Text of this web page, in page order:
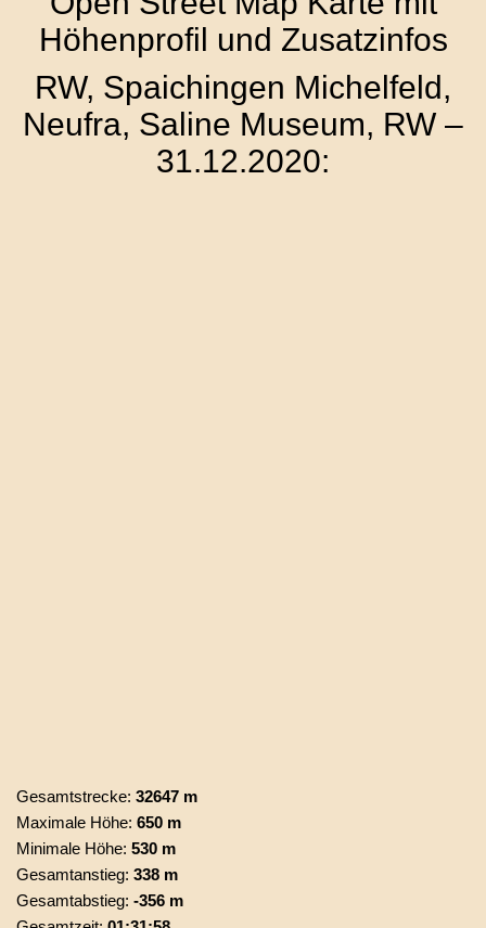
Höhenprofil und Zusatzinfos
RW, Spaichingen Michelfeld,
Neufra, Saline Museum, RW –
31.12.2020:
Gesamtstrecke: 32647 m
Maximale Höhe: 650 m
Minimale Höhe: 530 m
Gesamtanstieg: 338 m
Gesamtabstieg: -356 m